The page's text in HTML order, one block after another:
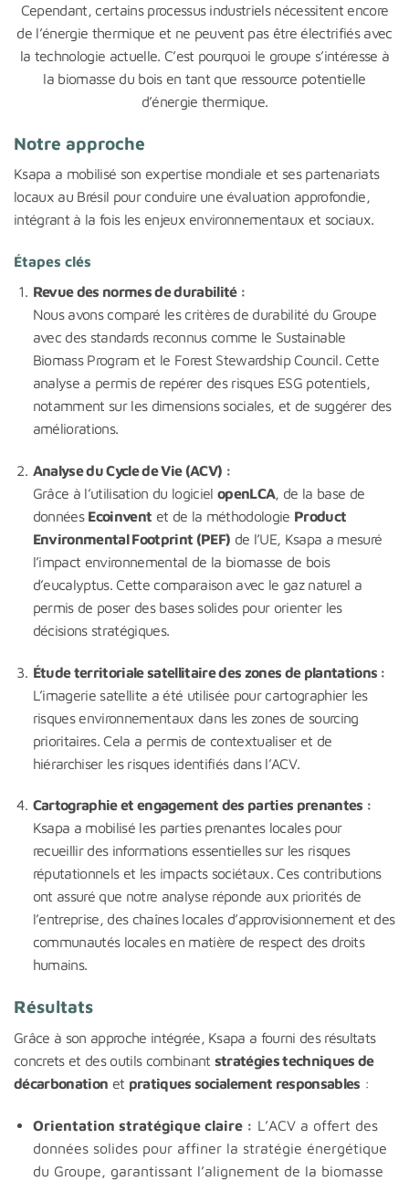
Cependant, certains processus industriels nécessitent encore
de l’énergie thermique et ne peuvent pas être électrifiés avec
la technologie actuelle. C’est pourquoi le groupe s’intéresse à
la biomasse du bois en tant que ressource potentielle
d’énergie thermique.
Notre approche
Ksapa a mobilisé son expertise mondiale et ses partenariats
locaux au Brésil pour conduire une évaluation approfondie,
intégrant à la fois les enjeux environnementaux et sociaux.
Étapes clés
Revue des normes de durabilité :
Nous avons comparé les critères de durabilité du Groupe
avec des standards reconnus comme le Sustainable
Biomass Program et le Forest Stewardship Council. Cette
analyse a permis de repérer des risques ESG potentiels,
notamment sur les dimensions sociales, et de suggérer des
améliorations.
Analyse du Cycle de Vie (ACV) :
Grâce à l’utilisation du logiciel openLCA, de la base de
données Ecoinvent et de la méthodologie Product
Environmental Footprint (PEF) de l’UE, Ksapa a mesuré
l’impact environnemental de la biomasse de bois
d’eucalyptus. Cette comparaison avec le gaz naturel a
permis de poser des bases solides pour orienter les
décisions stratégiques.
Étude territoriale satellitaire des zones de plantations :
L’imagerie satellite a été utilisée pour cartographier les
risques environnementaux dans les zones de sourcing
prioritaires. Cela a permis de contextualiser et de
hiérarchiser les risques identifiés dans l’ACV.
Cartographie et engagement des parties prenantes :
Ksapa a mobilisé les parties prenantes locales pour
recueillir des informations essentielles sur les risques
réputationnels et les impacts sociétaux. Ces contributions
ont assuré que notre analyse réponde aux priorités de
l’entreprise, des chaînes locales d’approvisionnement et des
communautés locales en matière de respect des droits
humains.
Résultats
Grâce à son approche intégrée, Ksapa a fourni des résultats
concrets et des outils combinant stratégies techniques de
décarbonation et pratiques socialement responsables :
Orientation stratégique claire : L’ACV a offert des
données solides pour affiner la stratégie énergétique
du Groupe, garantissant l’alignement de la biomasse